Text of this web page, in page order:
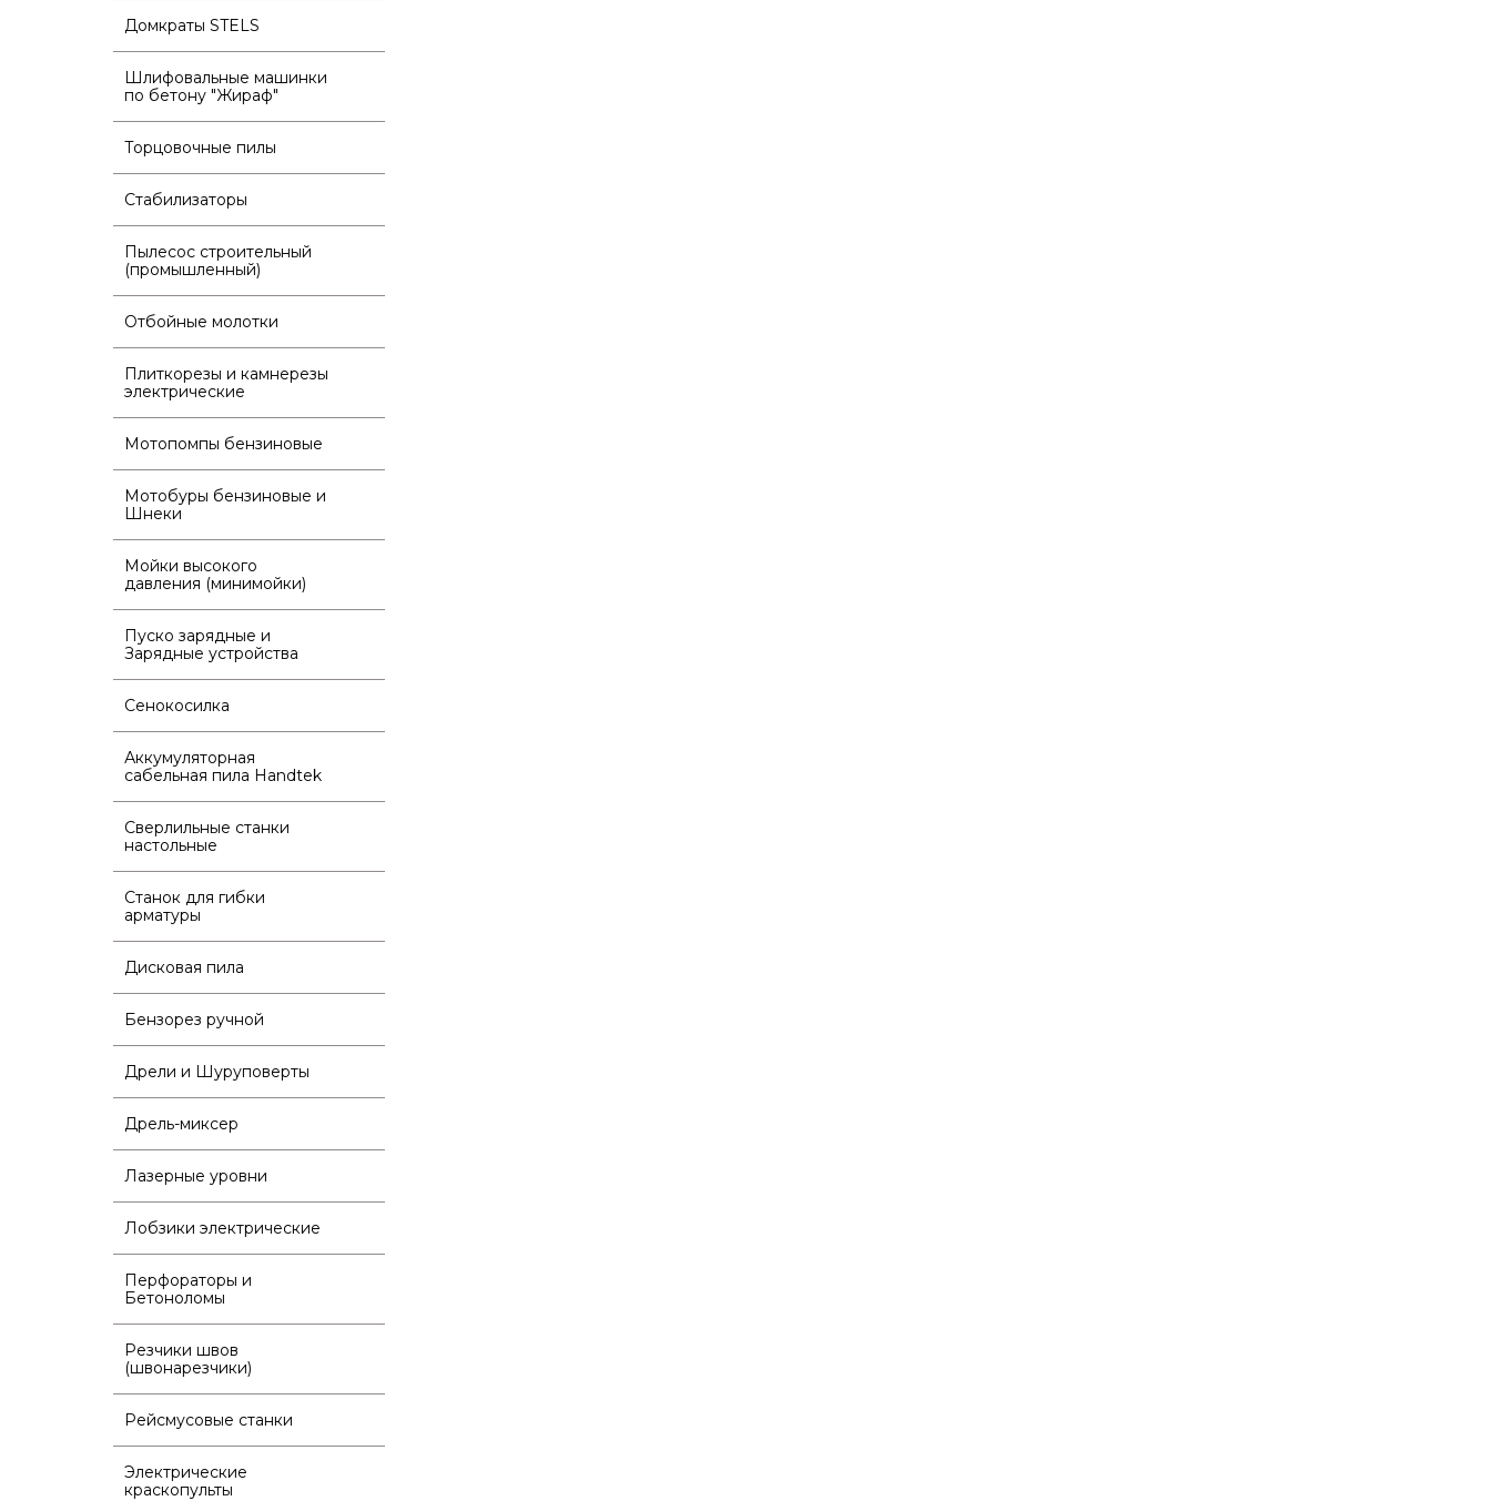
Домкраты STELS
Шлифовальные машинки
по бетону "Жираф"
Торцовочные пилы
Стабилизаторы
Пылесос строительный
(промышленный)
Отбойные молотки
Плиткорезы и камнерезы
электрические
Мотопомпы бензиновые
Мотобуры бензиновые и
Шнеки
Мойки высокого
давления (минимойки)
Пуско зарядные и
Зарядные устройства
Сенокосилка
Аккумуляторная
сабельная пила Handtek
Сверлильные станки
настольные
Станок для гибки
арматуры
Дисковая пила
Бензорез ручной
Дрели и Шуруповерты
Дрель-миксер
Лазерные уровни
Лобзики электрические
Перфораторы и
Бетоноломы
Резчики швов
(швонарезчики)
Рейсмусовые станки
Электрические
краскопульты